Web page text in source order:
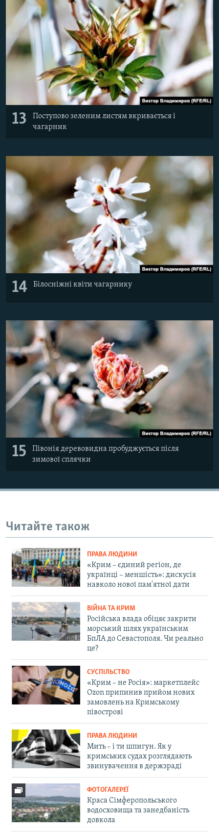
13
Поступово зеленим листям вкривається і
чагарник
14 Білосніжні квіти чагарнику
15
Півонія деревовидна пробуджується після
зимової сплячки
Читайте також
ПРАВА ЛЮДИНИ
«Крим – єдиний регіон, де
українці – меншість»: дискусія
навколо нової пам'ятної дати
ВІЙНА ТА КРИМ
Російська влада обіцяє закрити
морський шлях українським
БпЛА до Севастополя. Чи реально
це?
СУСПІЛЬСТВО
«Крим – не Росія»: маркетплейс
Ozon припинив прийом нових
замовлень на Кримському
півострові
ПРАВА ЛЮДИНИ
Мить – і ти шпигун. Як у
кримських судах розглядають
звинувачення в держзраді
ФОТОГАЛЕРЕЇ
Краса Сімферопольського
водосховища та занедбаність
довкола